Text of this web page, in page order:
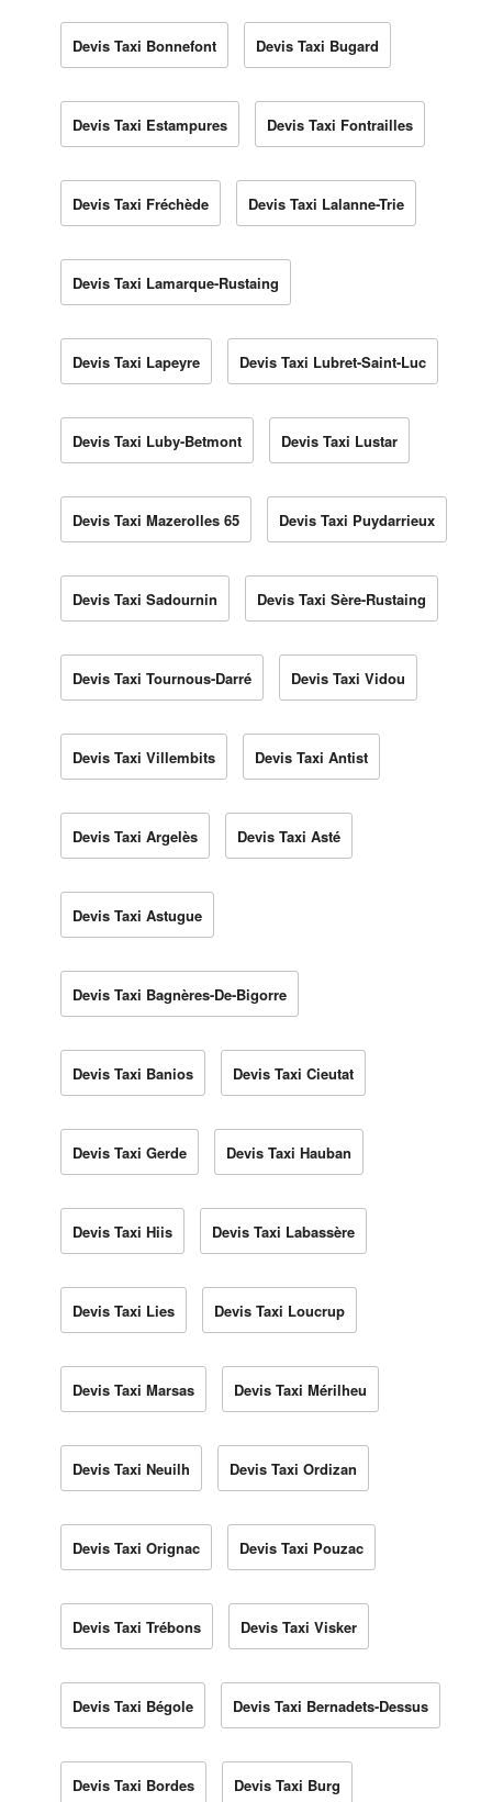
Devis Taxi Bonnefont Devis Taxi Bugard
Devis Taxi Estampures Devis Taxi Fontrailles
Devis Taxi Fréchède Devis Taxi Lalanne-Trie
Devis Taxi Lamarque-Rustaing
Devis Taxi Lapeyre Devis Taxi Lubret-Saint-Luc
Devis Taxi Luby-Betmont Devis Taxi Lustar
Devis Taxi Mazerolles 65 Devis Taxi Puydarrieux
Devis Taxi Sadournin Devis Taxi Sère-Rustaing
Devis Taxi Tournous-Darré Devis Taxi Vidou
Devis Taxi Villembits Devis Taxi Antist
Devis Taxi Argelès Devis Taxi Asté
Devis Taxi Astugue
Devis Taxi Bagnères-De-Bigorre
Devis Taxi Banios Devis Taxi Cieutat
Devis Taxi Gerde Devis Taxi Hauban
Devis Taxi Hiis Devis Taxi Labassère
Devis Taxi Lies Devis Taxi Loucrup
Devis Taxi Marsas Devis Taxi Mérilheu
Devis Taxi Neuilh Devis Taxi Ordizan
Devis Taxi Orignac Devis Taxi Pouzac
Devis Taxi Trébons Devis Taxi Visker
Devis Taxi Bégole Devis Taxi Bernadets-Dessus
Devis Taxi Bordes Devis Taxi Burg